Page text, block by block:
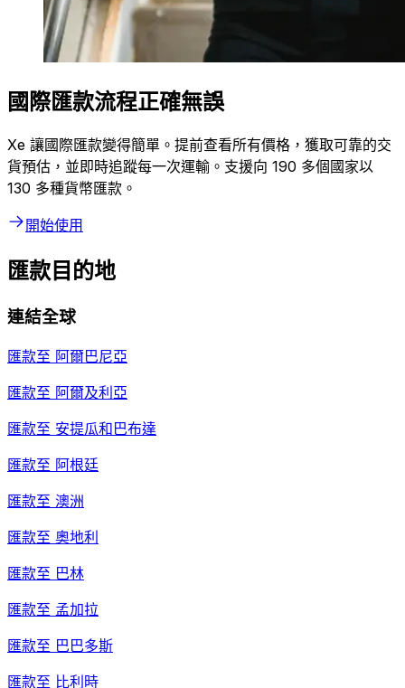
國際匯款流程正確無誤
Xe 讓國際匯款變得簡單。提前查看所有價格，獲取可靠的交
貨預估，並即時追蹤每一次運輸。支援向 190 多個國家以
130 多種貨幣匯款。
開始使用
匯款目的地
連結全球
匯款至 阿爾巴尼亞
匯款至 阿爾及利亞
匯款至 安提瓜和巴布達
匯款至 阿根廷
匯款至 澳洲
匯款至 奧地利
匯款至 巴林
匯款至 孟加拉
匯款至 巴巴多斯
匯款至 比利時